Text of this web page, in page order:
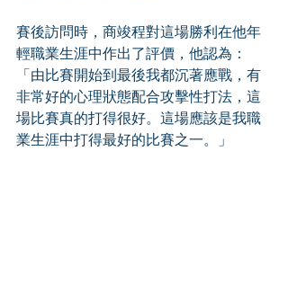
賽後訪問時，商竣程對這場勝利在他年
輕職業生涯中作出了評價，他認為：
「由比賽開始到最後我都沉著應戰，有
非常好的心理狀態配合攻擊性打法，這
場比賽真的打得很好。這場應該是我職
業生涯中打得最好的比賽之一。」